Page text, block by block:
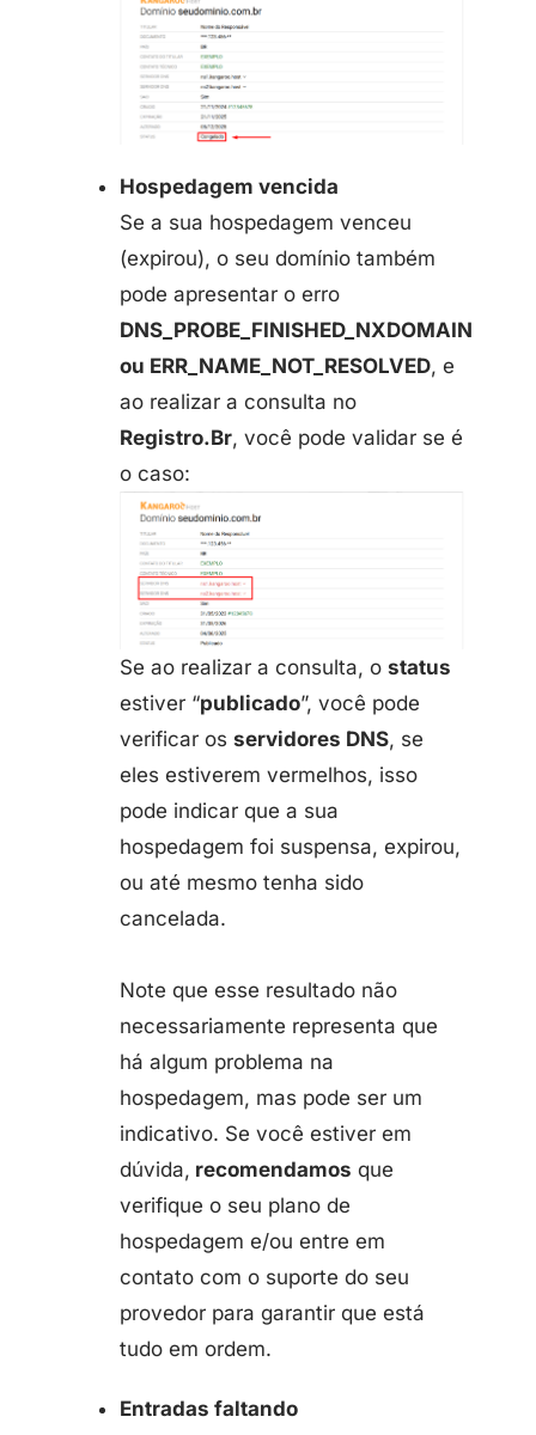
Hospedagem vencida
Se a sua hospedagem venceu
(expirou), o seu domínio também
pode apresentar o erro
DNS_PROBE_FINISHED_NXDOMAIN
ou ERR_NAME_NOT_RESOLVED, e
ao realizar a consulta no
Registro.Br, você pode validar se é
o caso:
Se ao realizar a consulta, o status
estiver “publicado”, você pode
verificar os servidores DNS, se
eles estiverem vermelhos, isso
pode indicar que a sua
hospedagem foi suspensa, expirou,
ou até mesmo tenha sido
cancelada.
Note que esse resultado não
necessariamente representa que
há algum problema na
hospedagem, mas pode ser um
indicativo. Se você estiver em
dúvida, recomendamos que
verifique o seu plano de
hospedagem e/ou entre em
contato com o suporte do seu
provedor para garantir que está
tudo em ordem.
Entradas faltando